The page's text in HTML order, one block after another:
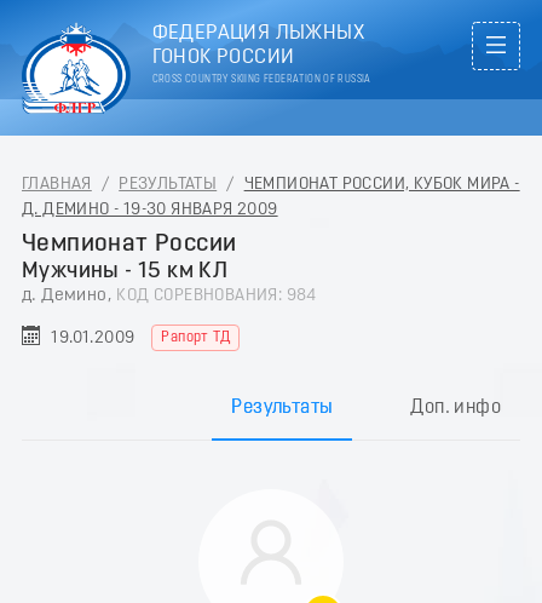
ФЕДЕРАЦИЯ ЛЫЖНЫХ
ГОНОК РОССИИ
CROSS COUNTRY SKIING FEDERATION OF RUSSIA
ГЛАВНАЯ / РЕЗУЛЬТАТЫ / ЧЕМПИОНАТ РОССИИ, КУБОК МИРА -
Д. ДЕМИНО - 19-30 ЯНВАРЯ 2009
Чемпионат России
Мужчины - 15 км КЛ
д. Демино, КОД СОРЕВНОВАНИЯ: 984
19.01.2009 Рапорт ТД
Результаты Доп. инфо